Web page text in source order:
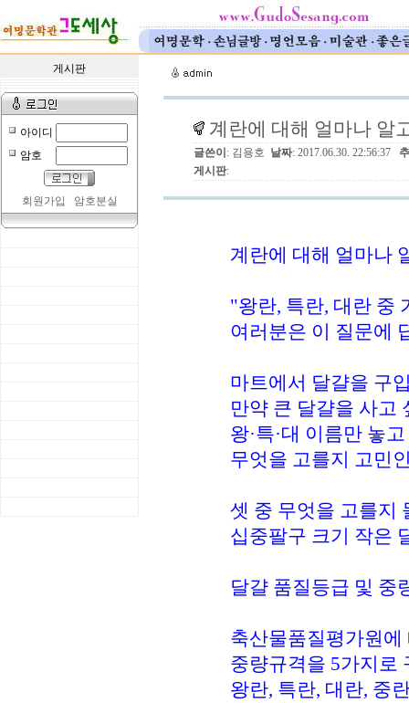
게시판
아이디
암호
회원가입 암호분실
계란에 대해 얼마나 알
글쓴이 : 김용호 날짜: 2017.06.30. 22:56:37
게시판:
계란에 대해 얼마나
"왕란, 특란, 대란 중
여러분은 이 질문에
마트에서 달걀을 구
만약 큰 달걀을 사고
왕·특·대 이름만 놓
무엇을 고를지 고민
셋 중 무엇을 고를지
십중팔구 크기 작은
달걀 품질등급 및 중
축산물품질평가원
중량규격을 5가지로
왕란, 특란, 대란, 중